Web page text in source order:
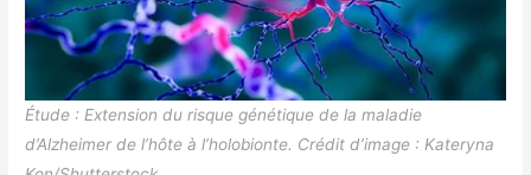
Étude : Extension du risque génétique de la maladie
d’Alzheimer de l’hôte à l’holobionte. Crédit d’image : Kateryna